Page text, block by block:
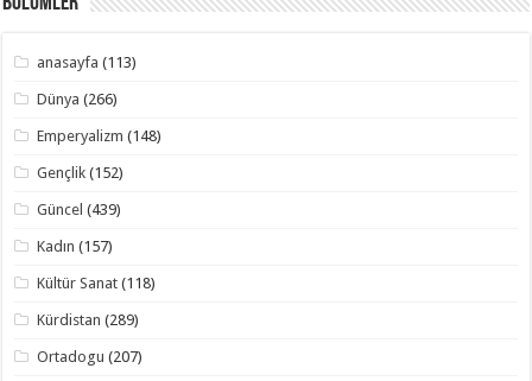
anasayfa (113)
Dünya (266)
Emperyalizm (148)
Gençlik (152)
Güncel (439)
Kadın (157)
Kültür Sanat (118)
Kürdistan (289)
Ortadogu (207)